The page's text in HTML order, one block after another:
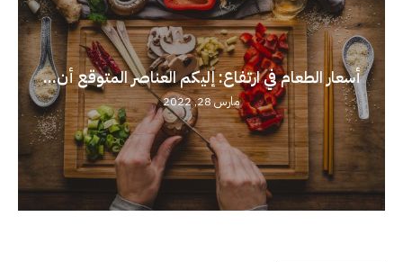
أسعار الطعام في ارتفاع: إليكم العناصر المتوقع أن...
مارس 28, 2022